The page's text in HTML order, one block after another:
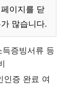
이지를 닫
많습니다.
증빙서류 등
인증 완료 여